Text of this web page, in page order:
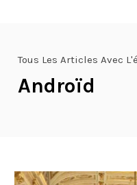
Tous Les Articles Avec
Androïd